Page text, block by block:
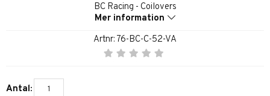
BC Racing - Coilovers
Mer information
Artnr: 76-BC-C-52-VA
Antal: